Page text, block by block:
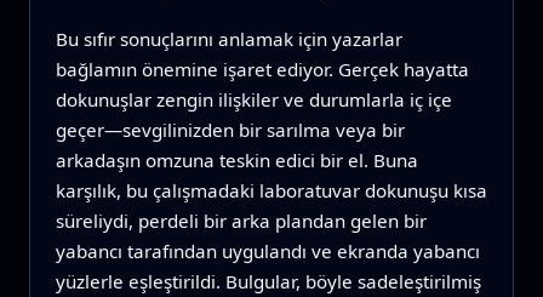
Bu sıfır sonuçlarını anlamak için yazarlar
bağlamın önemine işaret ediyor. Gerçek hayatta
dokunuşlar zengin ilişkiler ve durumlarla iç içe
geçer—sevgilinizden bir sarılma veya bir
arkadaşın omzuna teskin edici bir el. Buna
karşılık, bu çalışmadaki laboratuvar dokunuşu kısa
süreliydi, perdeli bir arka plandan gelen bir
yabancı tarafından uygulandı ve ekranda yabancı
yüzlerle eşleştirildi. Bulgular, böyle sadeleştirilmiş